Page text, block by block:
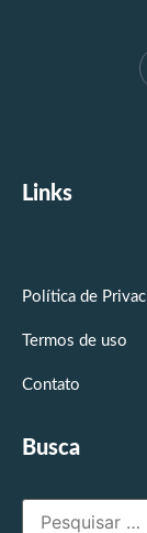
Links
Política de
Termos de uso
Contato
Busca